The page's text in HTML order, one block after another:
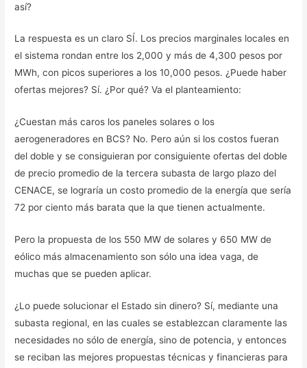
así?
La respuesta es un claro SÍ. Los precios marginales locales en
el sistema rondan entre los 2,000 y más de 4,300 pesos por
MWh, con picos superiores a los 10,000 pesos. ¿Puede haber
ofertas mejores? Sí. ¿Por qué? Va el planteamiento:
¿Cuestan más caros los paneles solares o los
aerogeneradores en BCS? No. Pero aún si los costos fueran
del doble y se consiguieran por consiguiente ofertas del doble
de precio promedio de la tercera subasta de largo plazo del
CENACE, se lograría un costo promedio de la energía que sería
72 por ciento más barata que la que tienen actualmente.
Pero la propuesta de los 550 MW de solares y 650 MW de
eólico más almacenamiento son sólo una idea vaga, de
muchas que se pueden aplicar.
¿Lo puede solucionar el Estado sin dinero? Sí, mediante una
subasta regional, en las cuales se establezcan claramente las
necesidades no sólo de energía, sino de potencia, y entonces
se reciban las mejores propuestas técnicas y financieras para